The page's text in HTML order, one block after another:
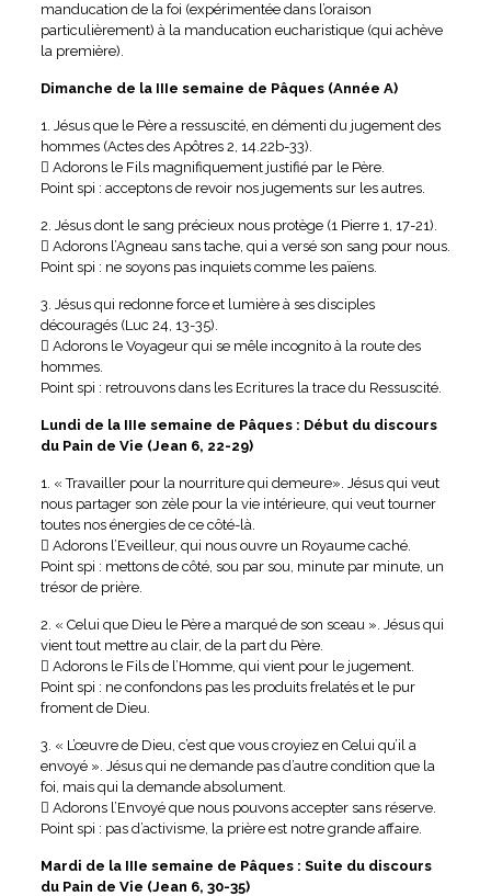
manducation de la foi (expérimentée dans l’oraison
particulièrement) à la manducation eucharistique (qui achève
la première).
Dimanche de la IIIe semaine de Pâques (Année A)
1. Jésus que le Père a ressuscité, en démenti du jugement des
hommes (Actes des Apôtres 2, 14.22b-33).
 Adorons le Fils magnifiquement justifié par le Père.
Point spi : acceptons de revoir nos jugements sur les autres.
2. Jésus dont le sang précieux nous protège (1 Pierre 1, 17-21).
 Adorons l’Agneau sans tache, qui a versé son sang pour nous.
Point spi : ne soyons pas inquiets comme les païens.
3. Jésus qui redonne force et lumière à ses disciples
découragés (Luc 24, 13-35).
 Adorons le Voyageur qui se mêle incognito à la route des
hommes.
Point spi : retrouvons dans les Ecritures la trace du Ressuscité.
Lundi de la IIIe semaine de Pâques : Début du discours
du Pain de Vie (Jean 6, 22-29)
1. « Travailler pour la nourriture qui demeure». Jésus qui veut
nous partager son zèle pour la vie intérieure, qui veut tourner
toutes nos énergies de ce côté-là.
 Adorons l’Eveilleur, qui nous ouvre un Royaume caché.
Point spi : mettons de côté, sou par sou, minute par minute, un
trésor de prière.
2. « Celui que Dieu le Père a marqué de son sceau ». Jésus qui
vient tout mettre au clair, de la part du Père.
 Adorons le Fils de l’Homme, qui vient pour le jugement.
Point spi : ne confondons pas les produits frelatés et le pur
froment de Dieu.
3. « L’œuvre de Dieu, c’est que vous croyiez en Celui qu’il a
envoyé ». Jésus qui ne demande pas d’autre condition que la
foi, mais qui la demande absolument.
 Adorons l’Envoyé que nous pouvons accepter sans réserve.
Point spi : pas d’activisme, la prière est notre grande affaire.
Mardi de la IIIe semaine de Pâques : Suite du discours
du Pain de Vie (Jean 6, 30-35)